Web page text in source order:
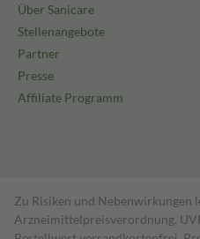
Über Sanicare
Stellenangebote
Partner
Presse
Affiliate Programm
Zu Risiken und Nebenwirkungen
Arzneimittelpreisverordnung.